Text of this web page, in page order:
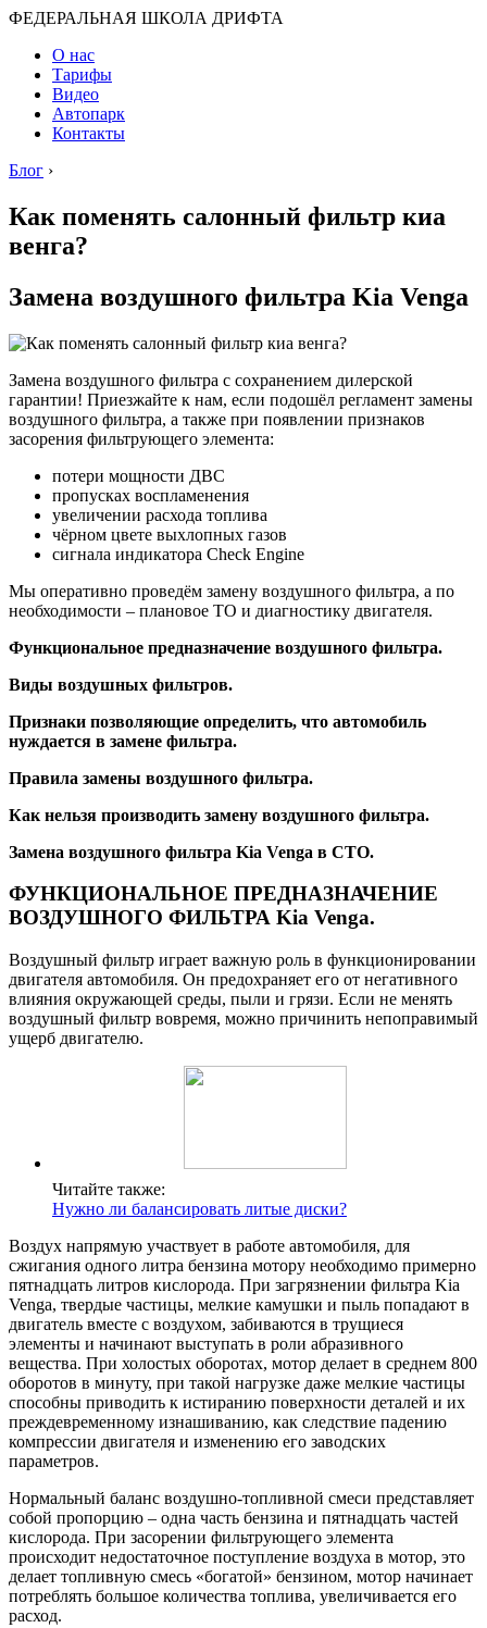
ФЕДЕРАЛЬНАЯ ШКОЛА ДРИФТА
О нас
Тарифы
Видео
Автопарк
Контакты
Блог ›
Как поменять салонный фильтр киа
венга?
Замена воздушного фильтра Kia Venga
Замена воздушного фильтра с сохранением дилерской
гарантии! Приезжайте к нам, если подошёл регламент замены
воздушного фильтра, а также при появлении признаков
засорения фильтрующего элемента:
потери мощности ДВС
пропусках воспламенения
увеличении расхода топлива
чёрном цвете выхлопных газов
сигнала индикатора Check Engine
Мы оперативно проведём замену воздушного фильтра, а по
необходимости – плановое ТО и диагностику двигателя.
Функциональное предназначение воздушного фильтра.
Виды воздушных фильтров.
Признаки позволяющие определить, что автомобиль
нуждается в замене фильтра.
Правила замены воздушного фильтра.
Как нельзя производить замену воздушного фильтра.
Замена воздушного фильтра Kia Venga в СТО.
ФУНКЦИОНАЛЬНОЕ ПРЕДНАЗНАЧЕНИЕ
ВОЗДУШНОГО ФИЛЬТРА Kia Venga.
Воздушный фильтр играет важную роль в функционировании
двигателя автомобиля. Он предохраняет его от негативного
влияния окружающей среды, пыли и грязи. Если не менять
воздушный фильтр вовремя, можно причинить непоправимый
ущерб двигателю.
Читайте также:
Нужно ли балансировать литые диски?
Воздух напрямую участвует в работе автомобиля, для
сжигания одного литра бензина мотору необходимо примерно
пятнадцать литров кислорода. При загрязнении фильтра Kia
Venga, твердые частицы, мелкие камушки и пыль попадают в
двигатель вместе с воздухом, забиваются в трущиеся
элементы и начинают выступать в роли абразивного
вещества. При холостых оборотах, мотор делает в среднем 800
оборотов в минуту, при такой нагрузке даже мелкие частицы
способны приводить к истиранию поверхности деталей и их
преждевременному изнашиванию, как следствие падению
компрессии двигателя и изменению его заводских
параметров.
Нормальный баланс воздушно-топливной смеси представляет
собой пропорцию – одна часть бензина и пятнадцать частей
кислорода. При засорении фильтрующего элемента
происходит недостаточное поступление воздуха в мотор, это
делает топливную смесь «богатой» бензином, мотор начинает
потреблять большое количества топлива, увеличивается его
расход.